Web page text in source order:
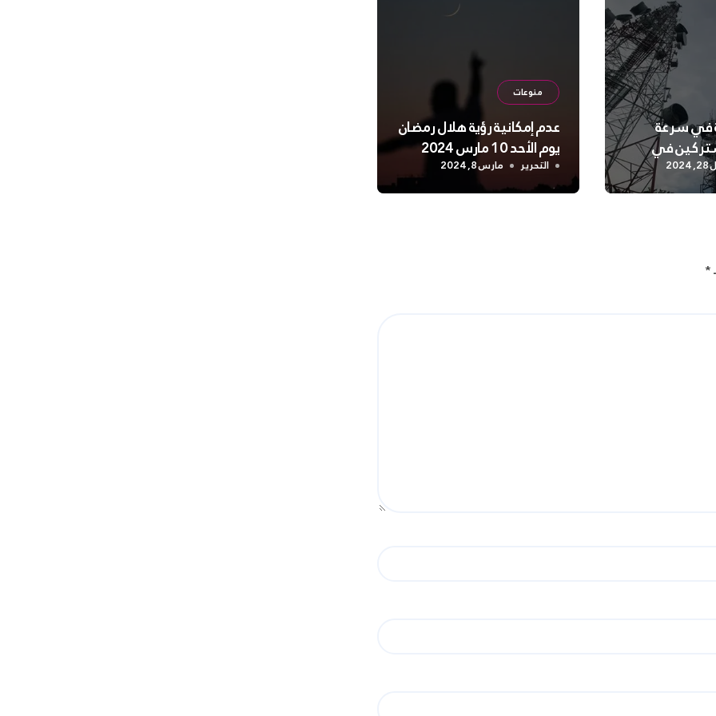
في سرعة
في
منوعات
عدم إمكانية رؤية هلال رمضان
يوم الأحد 10 مارس 2024
التحرير مارس 8, 2024
*